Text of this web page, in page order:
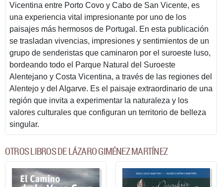
Vicentina entre Porto Covo y Cabo de San Vicente, es
una experiencia vital impresionante por uno de los
paisajes más hermosos de Portugal. En esta publicación
se trasladan vivencias, impresiones y sentimientos de un
grupo de senderistas que caminaron por el suroeste luso,
bordeando todo el Parque Natural del Suroeste
Alentejano y Costa Vicentina, a través de las regiones del
Alentejo y del Algarve. Es el paisaje extraordinario de una
región que invita a experimentar la naturaleza y los
valores culturales que configuran un territorio de belleza
singular.
OTROS LIBROS DE LÁZARO GIMÉNEZ MARTÍNEZ